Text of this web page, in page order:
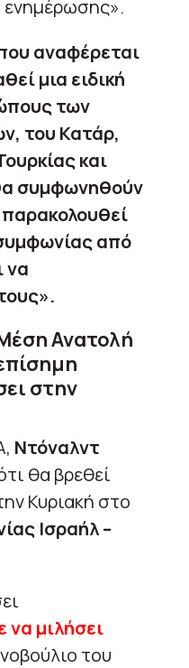
αναφέρεται
μια ειδική
των
του Κατάρ,
και
συμφωνηθούν
από
να
Ανατολή
στην
Ντόναλντ
θα βρεθεί
Κυριακή στο
Ισραήλ –
μιλήσει
του